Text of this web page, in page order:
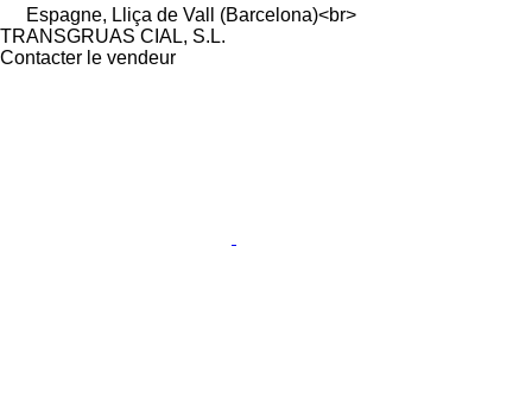
Espagne, Lliça de Vall (Barcelona)<br>
TRANSGRUAS CIAL, S.L.
Contacter le vendeur